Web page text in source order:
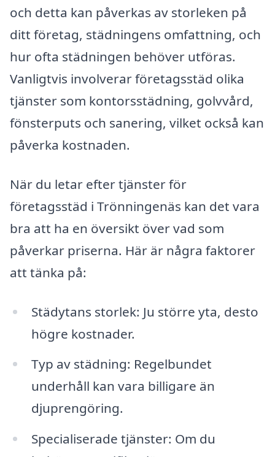
och detta kan påverkas av storleken på
ditt företag, städningens omfattning, och
hur ofta städningen behöver utföras.
Vanligtvis involverar företagsstäd olika
tjänster som kontorsstädning, golvvård,
fönsterputs och sanering, vilket också kan
påverka kostnaden.
När du letar efter tjänster för
företagsstäd i Trönningenäs kan det vara
bra att ha en översikt över vad som
påverkar priserna. Här är några faktorer
att tänka på:
Städytans storlek: Ju större yta, desto
högre kostnader.
Typ av städning: Regelbundet
underhåll kan vara billigare än
djuprengöring.
Specialiserade tjänster: Om du